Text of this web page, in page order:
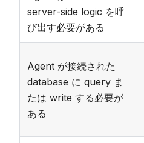
server-side logic を呼
び出す必要がある
Agent が接続された
database に query ま
たは write する必要が
ある